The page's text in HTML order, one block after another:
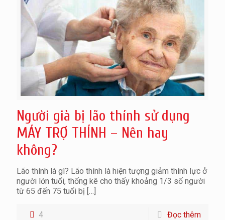
Người già bị lão thính sử dụng
MÁY TRỢ THÍNH – Nên hay
không?
Lão thính là gì? Lão thính là hiện tượng giảm thính lực ở
người lớn tuổi, thống kê cho thấy khoảng 1/3 số người
từ 65 đến 75 tuổi bị […]
4 Đọc thêm